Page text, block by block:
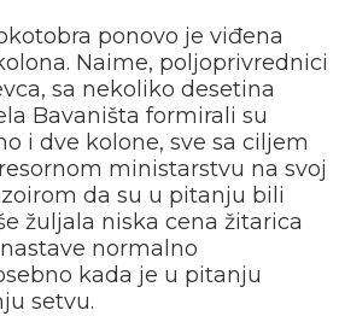
ponovo je viđena
Naime, poljoprivrednici
sa nekoliko desetina
Bavaništa formirali su
i dve kolone, sve sa ciljem
ministarstvu na svoj
da su u pitanju bili
žuljala niska cena žitarica
normalno
kada je u pitanju
setvu.